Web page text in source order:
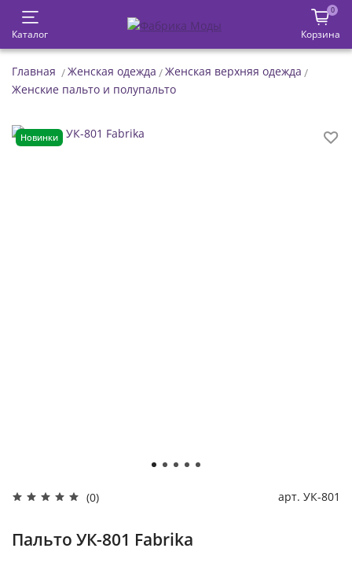
Каталог
0
Корзина
Главная Женская одежда
Женская верхняя одежда
Женские пальто и полупальто
Новинки
(0) арт. УК-801
Пальто УК-801 Fabrika